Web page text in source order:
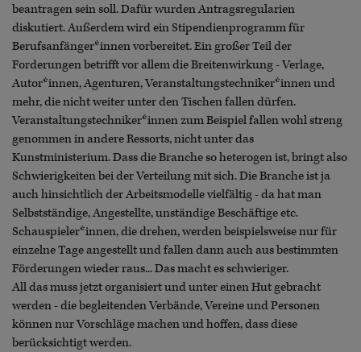
beantragen sein soll. Dafür wurden Antragsregularien
diskutiert. Außerdem wird ein Stipendienprogramm für
Berufsanfänger*innen vorbereitet. Ein großer Teil der
Forderungen betrifft vor allem die Breitenwirkung - Verlage,
Autor*innen, Agenturen, Veranstaltungstechniker*innen und
mehr, die nicht weiter unter den Tischen fallen dürfen.
Veranstaltungstechniker*innen zum Beispiel fallen wohl streng
genommen in andere Ressorts, nicht unter das
Kunstministerium. Dass die Branche so heterogen ist, bringt also
Schwierigkeiten bei der Verteilung mit sich. Die Branche ist ja
auch hinsichtlich der Arbeitsmodelle vielfältig - da hat man
Selbstständige, Angestellte, unständige Beschäftige etc.
Schauspieler*innen, die drehen, werden beispielsweise nur für
einzelne Tage angestellt und fallen dann auch aus bestimmten
Förderungen wieder raus... Das macht es schwieriger.
All das muss jetzt organisiert und unter einen Hut gebracht
werden - die begleitenden Verbände, Vereine und Personen
können nur Vorschläge machen und hoffen, dass diese
berücksichtigt werden.